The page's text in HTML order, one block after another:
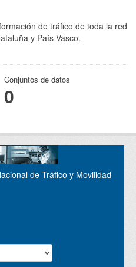
de tráfico de toda la red
y País Vasco.
Conjuntos de datos
0
de Tráfico y Movilidad